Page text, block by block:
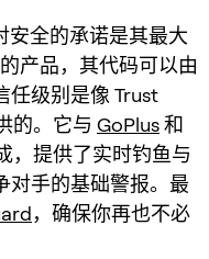
安全的承诺是其最大
的产品，其代码可以由
任级别是像 Trust
的。它与 GoPlus和
，提供了实时钓鱼与
对手的基础警报。最
，确保你再也不必